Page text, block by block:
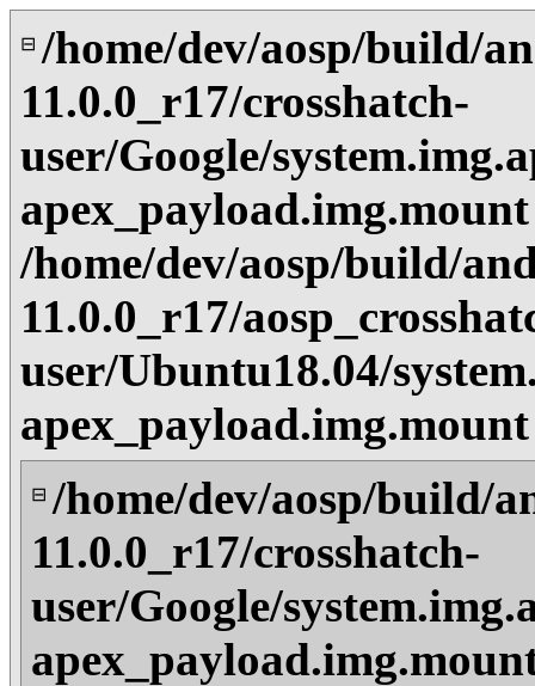
⊟ /home/dev/aosp/build/
11.0.0_r17/crosshatch-
user/Google/
apex_payload.img.mount
/home/dev/aosp/build/
11.0.0_r17/
user/Ubuntu18.04/
apex_payload.img.mount
⊟ /home/dev/aosp/build/
11.0.0_r17/crosshatch-
user/Google/